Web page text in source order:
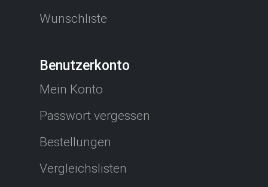
Wunschliste
Benutzerkonto
Mein Konto
Passwort vergessen
Bestellungen
Vergleichslisten